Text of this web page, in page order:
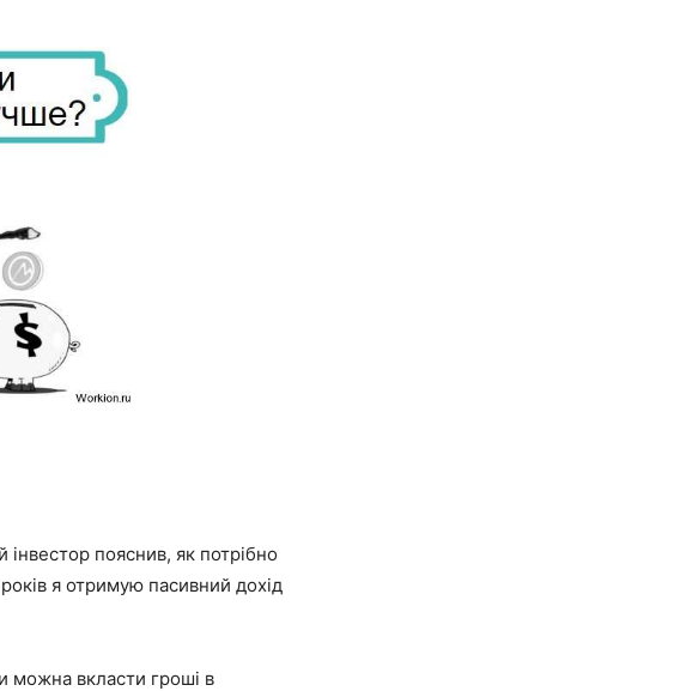
пояснив, як потрібно
я отримую пасивний дохід
можна вкласти гроші в